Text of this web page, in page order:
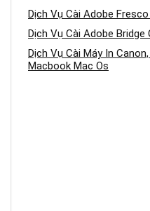
Dịch Vụ Cài Adobe
Dịch Vụ Cài Adobe
Dịch Vụ Cài Máy In
Macbook Mac Os